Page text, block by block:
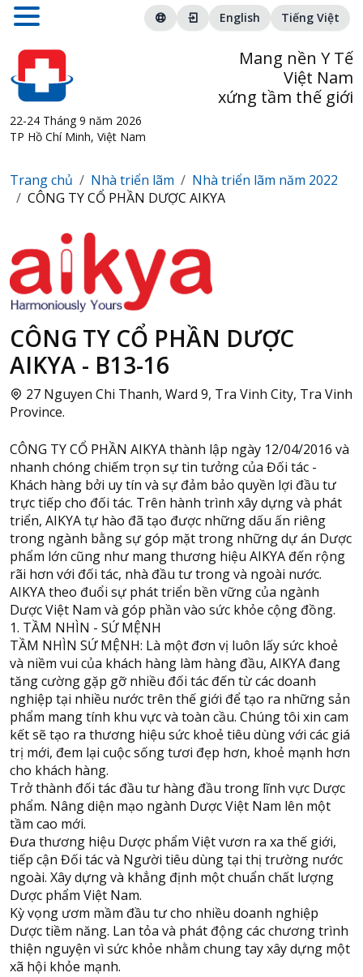
English Tiếng Việt
22-24 Tháng 9 năm 2026
TP Hồ Chí Minh, Việt Nam
Mang nền Y Tế
Việt Nam
xứng tầm thế giới
Trang chủ Nhà triển lãm
Nhà triển lãm năm 2022
CÔNG TY CỔ PHẦN DƯỢC AIKYA
CÔNG TY CỔ PHẦN DƯỢC
AIKYA - B13-16
27 Nguyen Chi Thanh, Ward 9, Tra Vinh City, Tra Vinh
Province.
CÔNG TY CỔ PHẦN AIKYA thành lập ngày 12/04/2016 và
nhanh chóng chiếm trọn sự tin tưởng của Đối tác -
Khách hàng bởi uy tín và sự đảm bảo quyền lợi đầu tư
trực tiếp cho đối tác. Trên hành trình xây dựng và phát
triển, AIKYA tự hào đã tạo được những dấu ấn riêng
trong ngành bằng sự góp mặt trong những dự án Dược
phẩm lớn cũng như mang thương hiệu AIKYA đến rộng
rãi hơn với đối tác, nhà đầu tư trong và ngoài nước.
AIKYA theo đuổi sự phát triển bền vững của ngành
Dược Việt Nam và góp phần vào sức khỏe cộng đồng.
1. TẦM NHÌN - SỨ MỆNH
TẦM NHÌN SỨ MỆNH: Là một đơn vị luôn lấy sức khoẻ
và niềm vui của khách hàng làm hàng đầu, AIKYA đang
tăng cường gặp gỡ nhiều đối tác đến từ các doanh
nghiệp tại nhiều nước trên thế giới để tạo ra những sản
phẩm mang tính khu vực và toàn cầu. Chúng tôi xin cam
kết sẽ tạo ra thương hiệu sức khoẻ tiêu dùng với các giá
trị mới, đem lại cuộc sống tươi đẹp hơn, khoẻ mạnh hơn
cho khách hàng.
Trở thành đối tác đầu tư hàng đầu trong lĩnh vực Dược
phẩm. Nâng diện mạo ngành Dược Việt Nam lên một
tầm cao mới.
Đưa thương hiệu Dược phẩm Việt vươn ra xa thế giới,
tiếp cận Đối tác và Người tiêu dùng tại thị trường nước
ngoài. Xây dựng và khẳng định một chuẩn chất lượng
Dược phẩm Việt Nam.
Kỳ vọng ươm mầm đầu tư cho nhiều doanh nghiệp
Dược tiềm năng. Lan tỏa và phát động các chương trình
thiện nguyện vì sức khỏe nhằm chung tay xây dựng một
xã hội khỏe mạnh.